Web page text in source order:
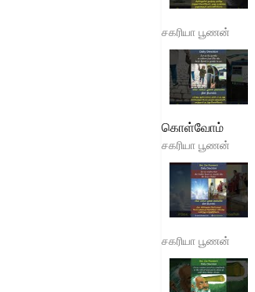
சகரியா பூணன்
கொள்வோம்
சகரியா பூணன்
சகரியா பூணன்